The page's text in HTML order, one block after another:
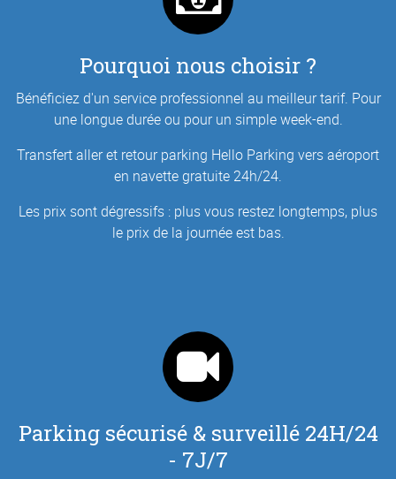
Pourquoi nous choisir ?
Bénéficiez d'un service professionnel au meilleur tarif. Pour
une longue durée ou pour un simple week-end.
Transfert aller et retour parking Hello Parking vers aéroport
en navette gratuite 24h/24.
Les prix sont dégressifs : plus vous restez longtemps, plus
le prix de la journée est bas.
Parking sécurisé & surveillé 24H/24
- 7J/7